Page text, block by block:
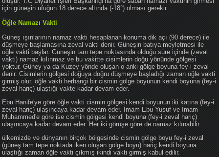
için güneşin ufuğun 18 derece altında (-18°) olması gerekir.
Öğle Namazı Vakti
Güneş ışınlarının namaz vakti hesaplanan konuma dik açı (90 derece) ile
düşmeye başlamasına zeval vakti denir. Güneşin batıya meyletmesi ile
öğle vakti başlar. Güneşin tam tepe noktasında olduğu süre içinde (zeval
vakti) namaz kılınmaz ve bu vakitte cisimlerin doğu yönünde gölgesi
yoktur. Güney ya da Kuzey yönde oluşan o anki gölge boyuna fey-i zeval
denir. Cisimlerin gölgesi doğuya doğru düşmeye başladığı zaman öğle vakti
girmiş olur. öğle vakti herhangi bir cismin gölge boyunun kendi boyuna (fey-i
zeval hariç) ulaştığı vakte kadar devam eder.
Ebu Hanife'ye göre öğle vakti cismin gölgesi kendi boyunun iki katına (fey-i
zeval hariç) ulaşıncaya kadar devam eder. İmam Ebu Yusuf ve İmam
Muhammed'e göre ise cismin gölgesi kendi boyuna (fey-i zeval hariç)
ulaşıncaya kadar devam eder. Her iki görüşe göre de namaz kılınabilir.
ülkemizde ve dünyanın birçok bölgesinde cismin gölge boyu fey-i zeval
(güneş tam tepe noktada iken oluşan gölge boyu) hariç kendi boyuna
ulaştığı zaman öğle vakti çıkmış ikindi vakti girmiş kabul edilir.